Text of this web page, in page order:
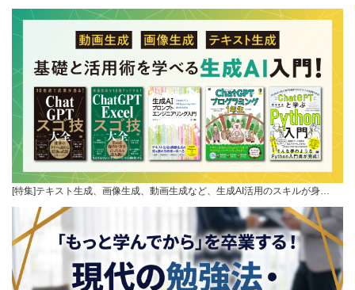
[特集]テキスト生成、画像生成、動画生成など、生成AI活用のスキルが身…